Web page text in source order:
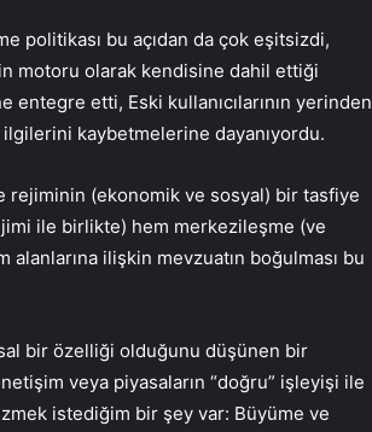
politikası bu açıdan da çok eşitsizdi,
motoru olarak kendisine dahil ettiği
etti, Eski kullanıcılarının yerinden
kaybetmelerine dayanıyordu.
rejiminin (ekonomik ve sosyal) bir tasfiye
ile birlikte) hem merkezileşme (ve
ilişkin mevzuatın boğulması bu
bir özelliği olduğunu düşünen bir
veya piyasaların “doğru” işleyişi ile
istediğim bir şey var: Büyüme ve